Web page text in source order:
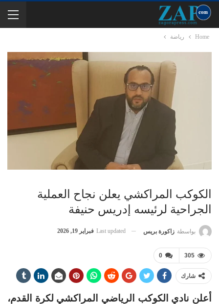
Home رياضة
الكوكب المراكشي يعلن نجاح العملية
الجراحية لرئيسه إدريس حنيفة
بواسطة زاكورة بريس Last updated فبراير 19, 2026
0 305
شارك
أعلن نادي الكوكب الرياضي المراكشي لكرة القدم،